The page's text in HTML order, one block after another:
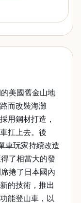
美國舊金山地
而改裝海灘
用鋼材打造，
扛上去。後
車玩家持續改造
了相當大的發
捲了日本國內
的技術，推出
能登山車，以